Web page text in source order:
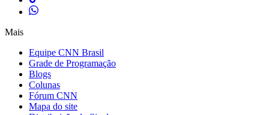
Mais
Equipe CNN Brasil
Grade de Programação
Blogs
Colunas
Fórum CNN
Mapa do site